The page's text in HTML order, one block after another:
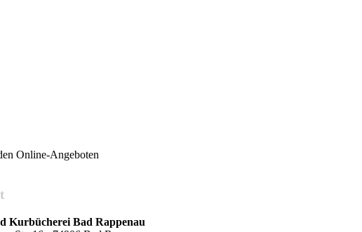
Online-Angeboten
Kurbücherei Bad Rappenau